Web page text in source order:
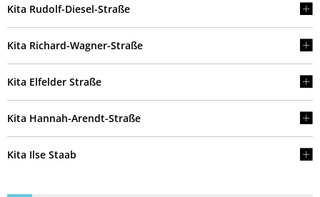
Kita Rudolf-Diesel-Straße
Kita Richard-Wagner-Straße
Kita Elfelder Straße
Kita Hannah-Arendt-Straße
Kita Ilse Staab